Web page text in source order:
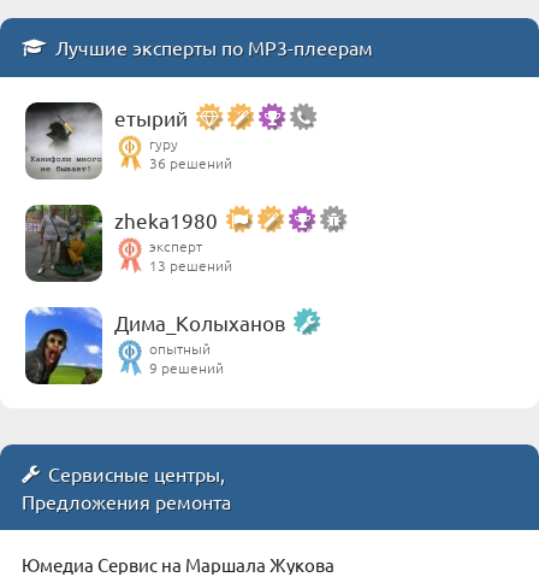
Лучшие эксперты по MP3-плеерам
етырий
гуру
36 решений
zheka1980
эксперт
13 решений
Дима_Колыханов
опытный
9 решений
Сервисные центры,
Предложения ремонта
Юмедиа Сервис на Маршала Жукова